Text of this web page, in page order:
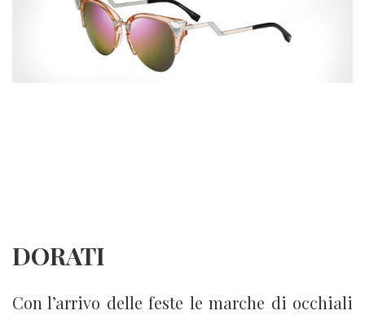
DORATI
Con l’arrivo delle feste le marche di occhiali